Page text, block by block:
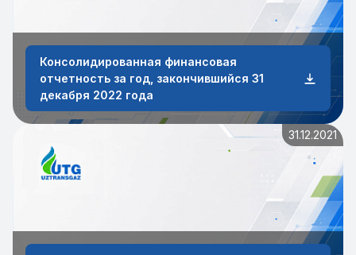
Консолидированная финансовая
отчетность за год, закончившийся 31
декабря 2022 года
31.12.2021